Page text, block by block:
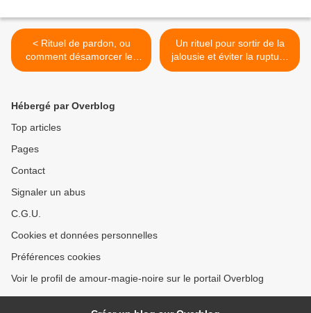
< Rituel de pardon, ou
comment désamorcer les
tensions, jalousies ou crises
Un rituel pour sortir de la
jalousie et éviter la rupture
du couple >
Hébergé par Overblog
Top articles
Pages
Contact
Signaler un abus
C.G.U.
Cookies et données personnelles
Préférences cookies
Voir le profil de amour-magie-noire sur le portail Overblog